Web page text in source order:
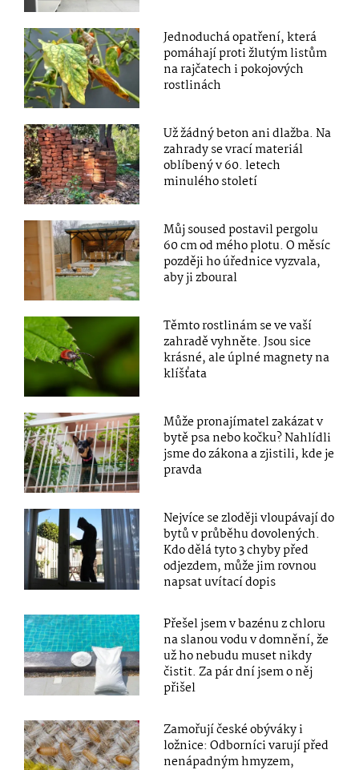
Jednoduchá opatření, která
pomáhají proti žlutým listům
na rajčatech i pokojových
rostlinách
Už žádný beton ani dlažba. Na
zahrady se vrací materiál
oblíbený v 60. letech
minulého století
Můj soused postavil pergolu
60 cm od mého plotu. O měsíc
později ho úřednice vyzvala,
aby ji zboural
Těmto rostlinám se ve vaší
zahradě vyhněte. Jsou sice
krásné, ale úplné magnety na
klíšťata
Může pronajímatel zakázat v
bytě psa nebo kočku? Nahlídli
jsme do zákona a zjistili, kde je
pravda
Nejvíce se zloději vloupávají do
bytů v průběhu dovolených.
Kdo dělá tyto 3 chyby před
odjezdem, může jim rovnou
napsat uvítací dopis
Přešel jsem v bazénu z chloru
na slanou vodu v domnění, že
už ho nebudu muset nikdy
čistit. Za pár dní jsem o něj
přišel
Zamořují české obýváky i
ložnice: Odborníci varují před
nenápadným hmyzem,